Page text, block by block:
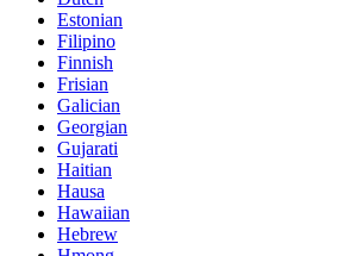
Estonian
Filipino
Finnish
Frisian
Galician
Georgian
Gujarati
Haitian
Hausa
Hawaiian
Hebrew